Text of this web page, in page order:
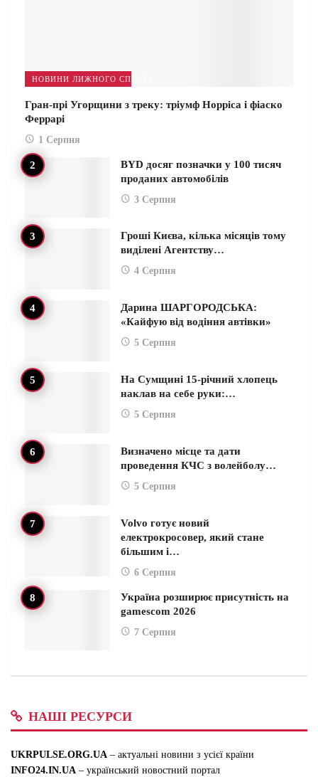
НОВИНИ ЛИЖНОГО СПОРТУ
Гран-прі Угорщини з треку: тріумф Норріса і фіаско
Феррарі
1 Серпня
BYD досяг позначки у 100 тисяч
проданих автомобілів
3 Серпня
Гроші Києва, кілька місяців тому
виділені Агентству…
4 Серпня
Дарина ШАРГОРОДСЬКА:
«Кайфую від водіння автівки»
5 Серпня
На Сумщині 15-річний хлопець
наклав на себе руки:…
5 Серпня
Визначено місце та дати
проведення КЧС з волейболу…
5 Серпня
Volvo готує новий
електрокросовер, який стане
більшим і…
6 Серпня
Україна розширює присутність на
gamescom 2026
7 Серпня
НАШІ РЕСУРСИ
UKRPULSE.ORG.UA – актуальні новини з усієї країни
INFO24.IN.UA – український новостний портал